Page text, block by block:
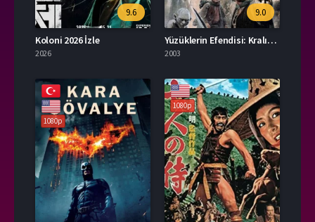
9.6
Koloni 2026 İzle
2026
9.0
Yüzüklerin Efendisi: Kralın Dönüşü İzle
2003
1080p
1080p